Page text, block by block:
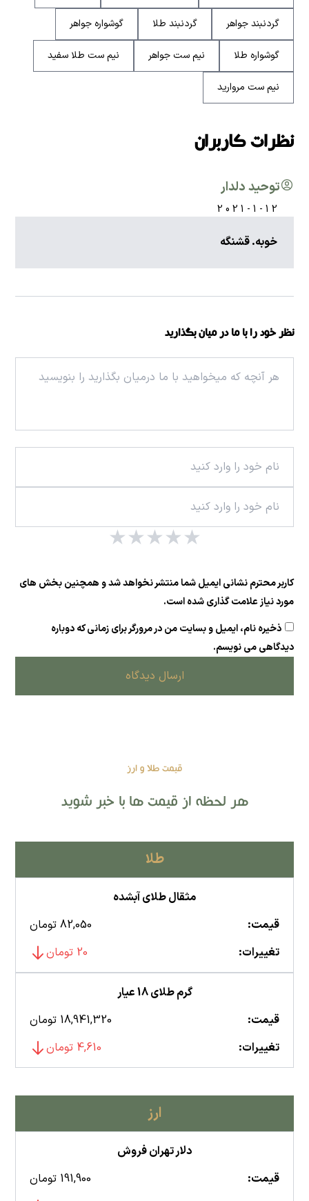
گردنبند جواهر گردنبند طلا گوشواره جواهر
گوشواره طلا نیم ست جواهر نیم ست طلا سفید
نیم ست مروارید
نظرات کاربران
توحید دلدار
2021-1-12
خوبه. قشنگه
نظر خود را با ما در میان بگذارید
★
★
★
★
★
کاربر محترم نشانی ایمیل شما منتشر نخواهد شد و همچنین بخش های
مورد نیاز علامت گذاری شده است.
ذخیره نام، ایمیل و بسایت من در مرورگر برای زمانی که دوباره
دیدگاهی می نویسم.
ارسال دیدگاه
قیمت طلا و ارز
هر لحظه از قیمت ها با خبر شوید
طلا
مثقال طلای آبشده
قیمت:
82,050 تومان
تغییرات:
20 تومان
گرم طلای 18 عیار
قیمت:
18,941,320 تومان
تغییرات:
4,610 تومان
ارز
دلار تهران فروش
قیمت:
191,900 تومان